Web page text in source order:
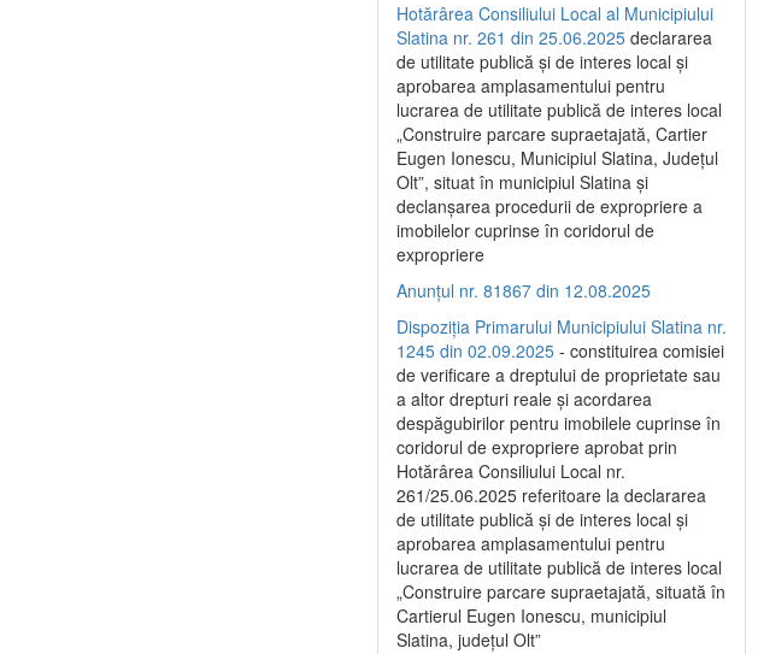
Hotărârea Consiliului Local al Municipiului
Slatina nr. 261 din 25.06.2025 declararea
de utilitate publică și de interes local și
aprobarea amplasamentului pentru
lucrarea de utilitate publică de interes local
„Construire parcare supraetajată, Cartier
Eugen Ionescu, Municipiul Slatina, Județul
Olt”, situat în municipiul Slatina și
declanșarea procedurii de expropriere a
imobilelor cuprinse în coridorul de
expropriere
Anunțul nr. 81867 din 12.08.2025
Dispoziția Primarului Municipiului Slatina nr.
1245 din 02.09.2025 - constituirea comisiei
de verificare a dreptului de proprietate sau
a altor drepturi reale și acordarea
despăgubirilor pentru imobilele cuprinse în
coridorul de expropriere aprobat prin
Hotărârea Consiliului Local nr.
261/25.06.2025 referitoare la declararea
de utilitate publică și de interes local și
aprobarea amplasamentului pentru
lucrarea de utilitate publică de interes local
„Construire parcare supraetajată, situată în
Cartierul Eugen Ionescu, municipiul
Slatina, județul Olt”